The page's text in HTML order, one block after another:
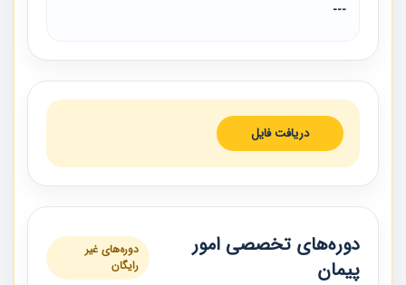
---
دریافت فایل
دوره‌های تخصصی امور
پیمان
دوره‌های غیر
رایگان